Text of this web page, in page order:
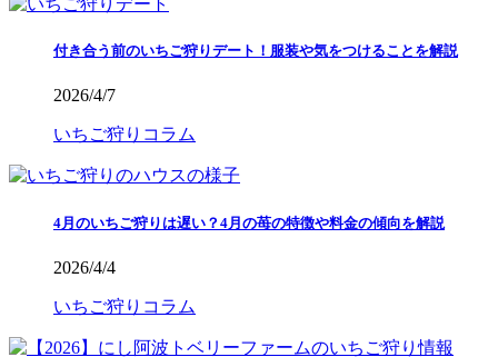
付き合う前のいちご狩りデート！服装や気をつけることを解説
2026/4/7
いちご狩りコラム
4月のいちご狩りは遅い？4月の苺の特徴や料金の傾向を解説
2026/4/4
いちご狩りコラム